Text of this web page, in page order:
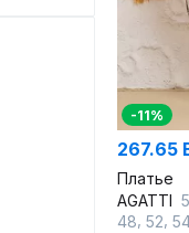
-11%
267.65
Платье
AGATTI
48 52